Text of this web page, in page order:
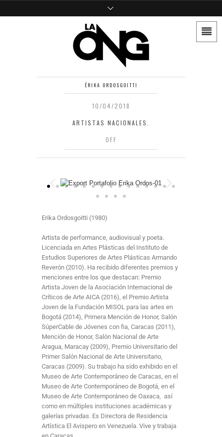
ÉRIKA ORDOSGOITTI
10/04/2018
ARTISTAS NACIONALES.
OFF
Erika Ordosgoitti (1980)
Artista de performance, audiovisual y poeta.
Licenciada en Artes Plásticas del Instituto de
Estudios Superiores de Artes Plásticas Armando
Reverón (2010). Ha recibido diferentes premios y
menciones entre los que destacan: Premio
Artista Joven de la Asociación Internacional de
Críticos de Arte AICA (2016), el Premio Artista
Joven de la Fundación MISOL para las artes en
Bogotá (2014), Primera Mención de Honor, Salón
SúperCable de Jóvenes con fia, Caracas (2011),
Mención de Honor, Salón Nacional de Arte
Aragua, Maracay (2009), Premio Universitario del
Primer Salón Nacional de Arte Universitario,
Caracas (2009). Su trabajo ha sido exhibido en el
Museo de Arte Contemporáneo de Caracas, en el
Museo de Arte Contemporáneo de Bogotá, en el
Museo de Arte Contemporáneo de Oaxaca, así
como en múltiples instituciones académicas y
galerías privadas. Es Directora de Residencia
Artística El Avispero en Venezuela. Vive y trabaja